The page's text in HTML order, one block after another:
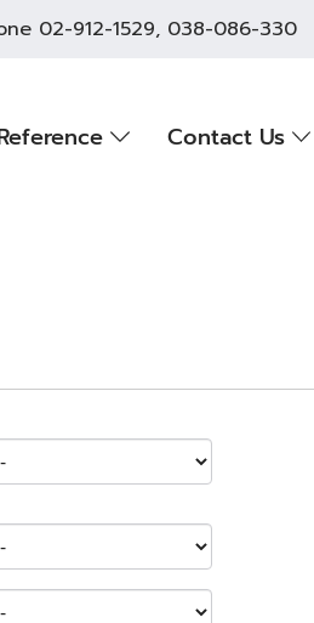
02-912-1529, 038-086-330
Contact Us